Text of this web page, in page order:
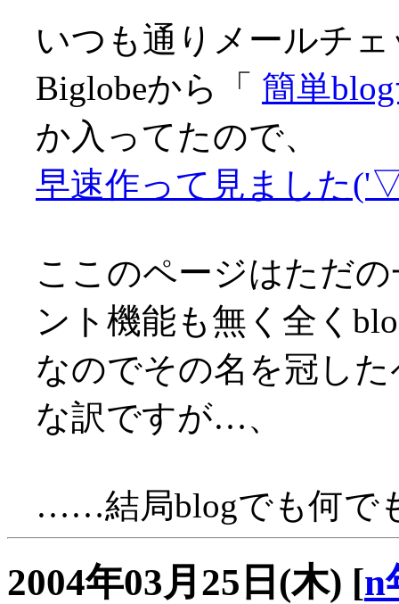
いつも通りメールチ
Biglobeから「 簡単
か入ってたので、
早速作って見ました
ここのページはただ
ント機能も無く全く
なのでその名を冠し
な訳ですが…、
……結局blogでも何で
2004年03月25日(木) [n